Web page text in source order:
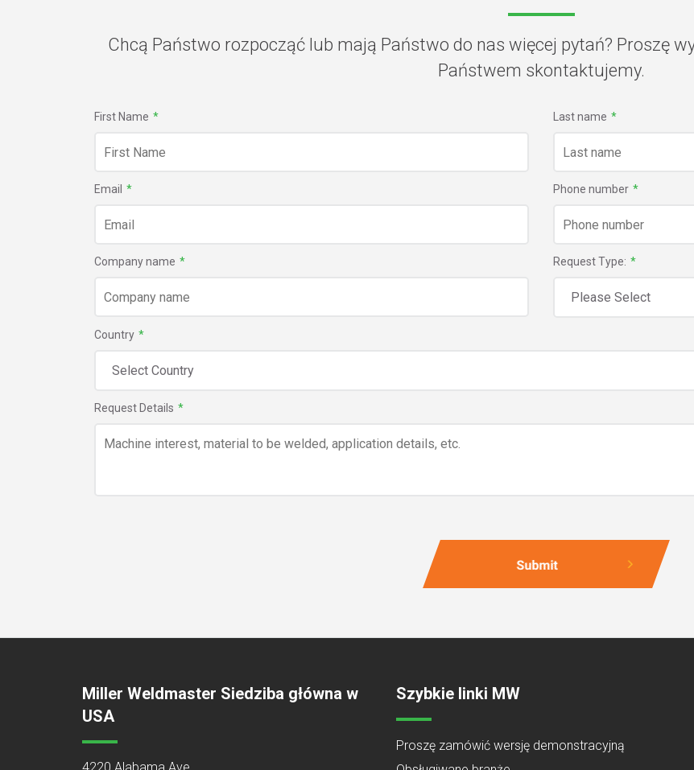
Chcą Państwo rozpocząć lub mają Państwo do nas więcej pytań? Proszę
Państwem skontaktujemy.
First Name * Last name *
Email * Phone number *
Company name * Request Type: *
Country *
Request Details *
Miller Weldmaster Siedziba główna w
USA
Szybkie linki MW
Proszę zamówić wersję demonstracyjną